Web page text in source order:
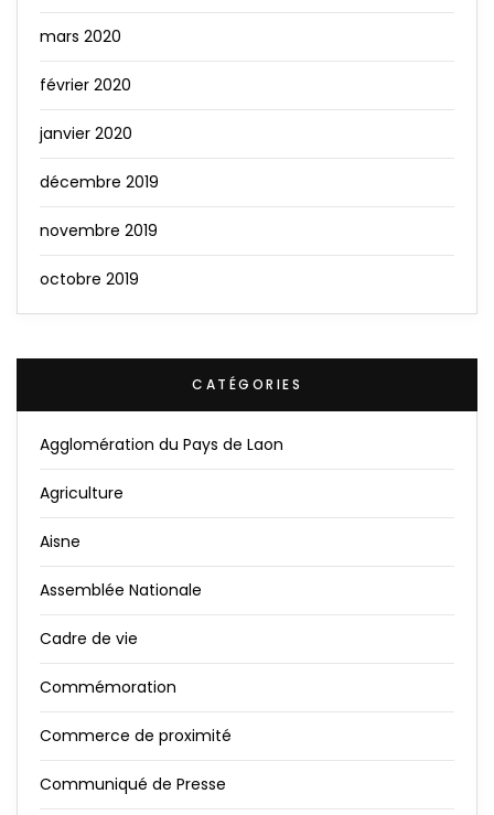
mars 2020
février 2020
janvier 2020
décembre 2019
novembre 2019
octobre 2019
CATÉGORIES
Agglomération du Pays de Laon
Agriculture
Aisne
Assemblée Nationale
Cadre de vie
Commémoration
Commerce de proximité
Communiqué de Presse